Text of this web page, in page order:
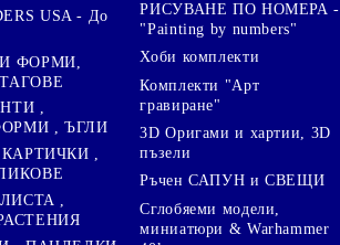
USA - До
ФОРМИ,
,
, ЪГЛИ
,
,
РИСУВАНЕ ПО НОМЕРА -
"Painting by numbers"
Хоби комплекти
Комплекти "Арт
гравиране"
3D Оригами и хартии, 3D
пъзели
Ръчен САПУН и СВЕЩИ
Сглобяеми модели,
миниатюри & Warhammer